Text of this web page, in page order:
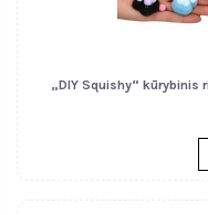
„DIY Squishy“